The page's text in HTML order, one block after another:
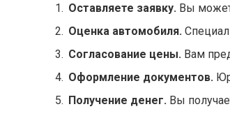
Оставляете заявку. Вы
Оценка автомобиля.
Согласование цены. Вам
Оформление документов.
Получение денег. Вы